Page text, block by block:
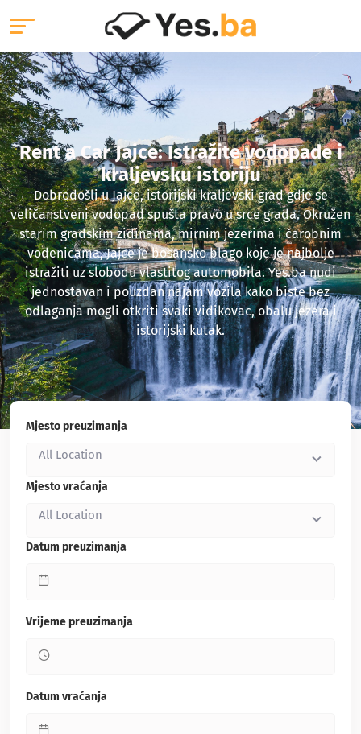
Rent a Car Jajce: Istražite vodopade i
kraljevsku istoriju
Dobrodošli u Jajce, istorijski kraljevski grad gdje se
veličanstveni vodopad spušta pravo u srce grada. Okružen
starim gradskim zidinama, mirnim jezerima i čarobnim
vodenicama, Jajce je bosansko blago koje je najbolje
istražiti uz slobodu vlastitog automobila. Yes.ba nudi
jednostavan i pouzdan najam vozila kako biste bez
odlaganja mogli otkriti svaki vidikovac, obalu jezera i
istorijski kutak.
Mjesto preuzimanja
All Location
Mjesto vraćanja
All Location
Datum preuzimanja
Vrijeme preuzimanja
Datum vraćanja